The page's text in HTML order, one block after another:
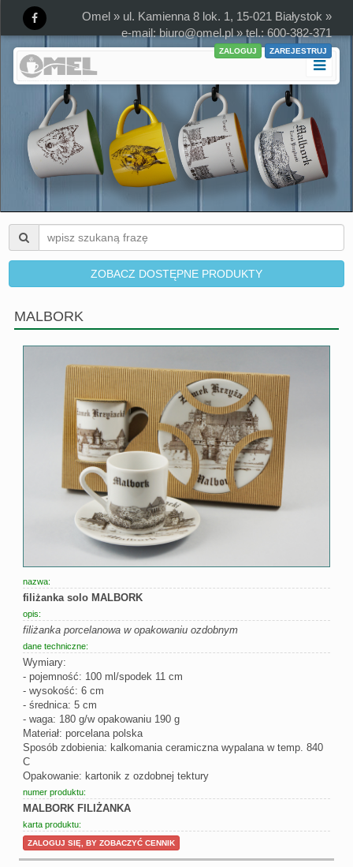
Omel » ul. Kamienna 8 lok. 1, 15-021 Białystok »
e-mail:biuro@omel.pl» tel.: 600-382-371
ZALOGUJ ZAREJESTRUJ
ZOBACZ DOSTĘPNE PRODUKTY
MALBORK
nazwa:
filiżanka solo MALBORK
opis:
filiżanka porcelanowa w opakowaniu ozdobnym
dane techniczne:
Wymiary:
- pojemność: 100 ml/spodek 11 cm
- wysokość: 6 cm
- średnica: 5 cm
- waga: 180 g/w opakowaniu 190 g
Materiał: porcelana polska
Sposób zdobienia: kalkomania ceramiczna wypalana w temp. 840
C
Opakowanie: kartonik z ozdobnej tektury
numer produktu:
MALBORK FILIŻANKA
karta produktu:
ZALOGUJ SIĘ, BY ZOBACZYĆ CENNIK